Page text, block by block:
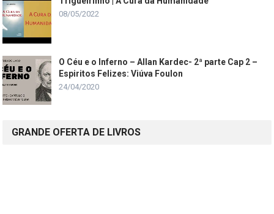
08/05/2022
O Céu e o Inferno – Allan Kardec- 2ª parte Cap 2 –
Espiritos Felizes: Viúva Foulon
24/04/2020
GRANDE OFERTA DE LIVROS